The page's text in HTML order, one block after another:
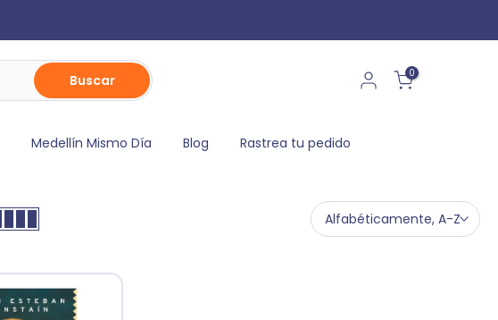
Buscar 0
Medellín Mismo Día Blog Rastrea tu pedido
Alfabéticamente, A-Z